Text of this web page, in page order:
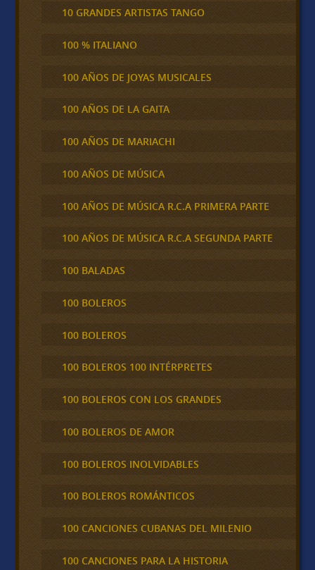
10 GRANDES ARTISTAS TANGO
100 % ITALIANO
100 AÑOS DE JOYAS MUSICALES
100 AÑOS DE LA GAITA
100 AÑOS DE MARIACHI
100 AÑOS DE MÚSICA
100 AÑOS DE MÚSICA R.C.A PRIMERA PARTE
100 AÑOS DE MÚSICA R.C.A SEGUNDA PARTE
100 BALADAS
100 BOLEROS
100 BOLEROS
100 BOLEROS 100 INTÉRPRETES
100 BOLEROS CON LOS GRANDES
100 BOLEROS DE AMOR
100 BOLEROS INOLVIDABLES
100 BOLEROS ROMÁNTICOS
100 CANCIONES CUBANAS DEL MILENIO
100 CANCIONES PARA LA HISTORIA